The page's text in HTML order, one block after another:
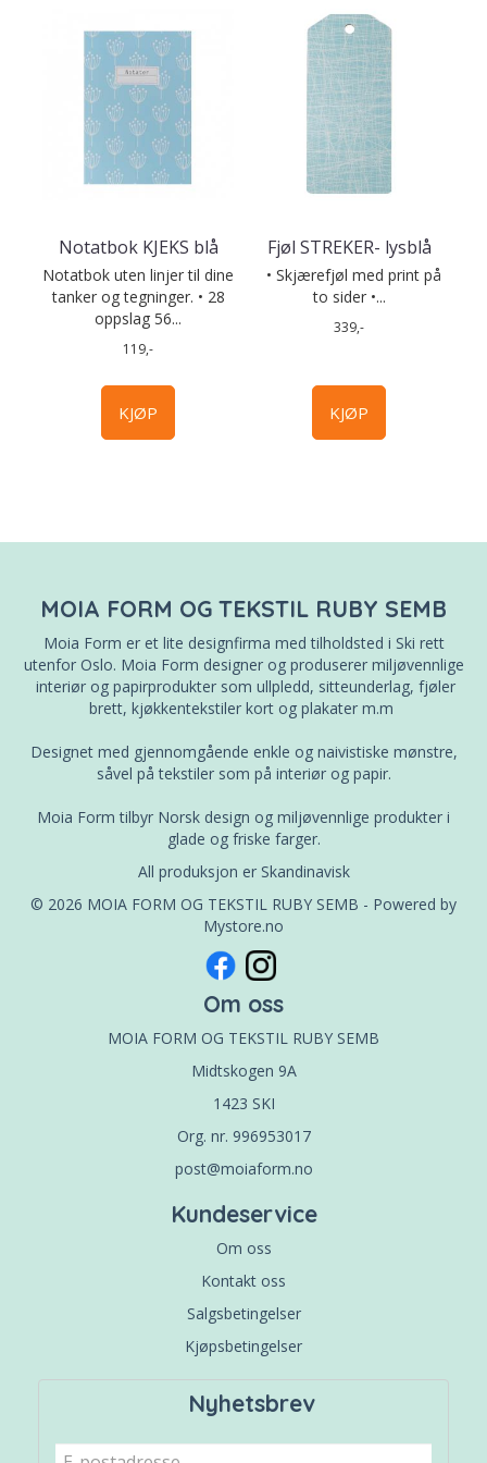
Notatbok KJEKS blå
Notatbok uten linjer til dine
tanker og tegninger. • 28
oppslag 56...
119,-
KJØP
Fjøl STREKER- lysblå
• Skjærefjøl med print på
to sider •...
339,-
KJØP
MOIA FORM OG TEKSTIL RUBY SEMB
Moia Form er et lite designfirma med tilholdsted i Ski rett
utenfor Oslo. Moia Form designer og produserer miljøvennlige
interiør og papirprodukter som ullpledd, sitteunderlag, fjøler
brett, kjøkkentekstiler kort og plakater m.m
Designet med gjennomgående enkle og naivistiske mønstre,
såvel på tekstiler som på interiør og papir.
Moia Form tilbyr Norsk design og miljøvennlige produkter i
glade og friske farger.
All produksjon er Skandinavisk
© 2026 MOIA FORM OG TEKSTIL RUBY SEMB - Powered by
Mystore.no
Om oss
MOIA FORM OG TEKSTIL RUBY SEMB
Midtskogen 9A
1423 SKI
Org. nr. 996953017
post@moiaform.no
Kundeservice
Om oss
Kontakt oss
Salgsbetingelser
Kjøpsbetingelser
Nyhetsbrev